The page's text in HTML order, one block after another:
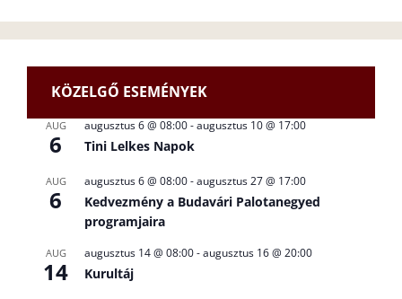
KÖZELGŐ ESEMÉNYEK
AUG
6
augusztus 6 @ 08:00-augusztus 10 @ 17:00
Tini Lelkes Napok
AUG
6
augusztus 6 @ 08:00-augusztus 27 @ 17:00
Kedvezmény a Budavári Palotanegyed
programjaira
AUG
14
augusztus 14 @ 08:00-augusztus 16 @ 20:00
Kurultáj